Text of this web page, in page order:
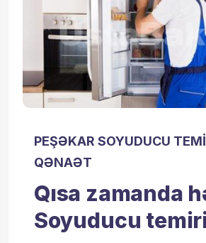
PEŞƏKAR SOYUDUCU
QƏNAƏT
Qısa zamanda
Soyuducu